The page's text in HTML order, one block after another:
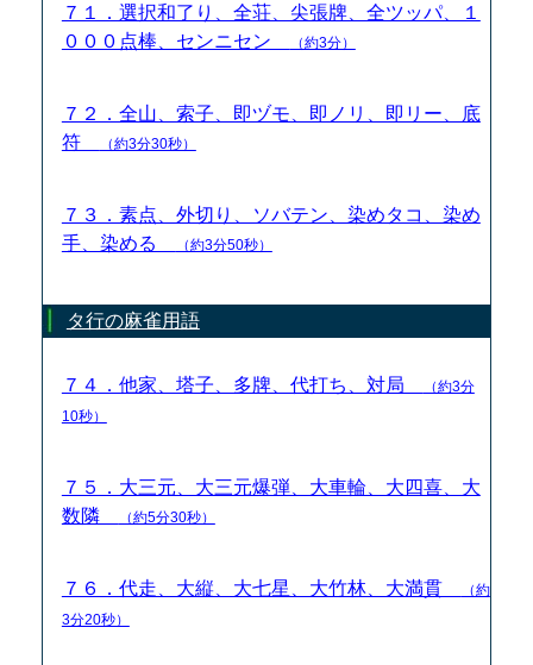
７１．選択和了り、全荘、尖張牌、全ツッパ、１
０００点棒、センニセン
（約3分）
７２．全山、索子、即ヅモ、即ノリ、即リー、底
符
（約3分30秒）
７３．素点、外切り、ソバテン、染めタコ、染め
手、染める
（約3分50秒）
タ行の麻雀用語
７４．他家、塔子、多牌、代打ち、対局
（約3分
10秒）
７５．大三元、大三元爆弾、大車輪、大四喜、大
数隣
（約5分30秒）
７６．代走、大縦、大七星、大竹林、大満貫
（約
3分20秒）